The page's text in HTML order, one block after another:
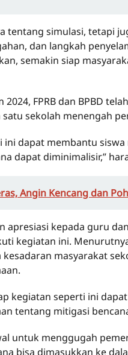
tentang simulasi, tetapi
dan langkah
semakin siap
FPRB dan BPBD
sekolah menengah
ini dapat membantu
dapat diminimalisir,”
Angin Kencang dan
apresiasi kepada guru
kegiatan ini.
masyarakat
kegiatan seperti ini
tentang mitigasi
untuk menggugah
bisa dimasukkan ke